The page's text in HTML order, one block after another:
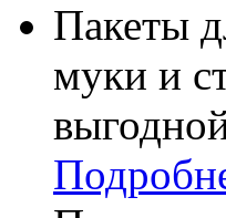
Пакеты
муки и